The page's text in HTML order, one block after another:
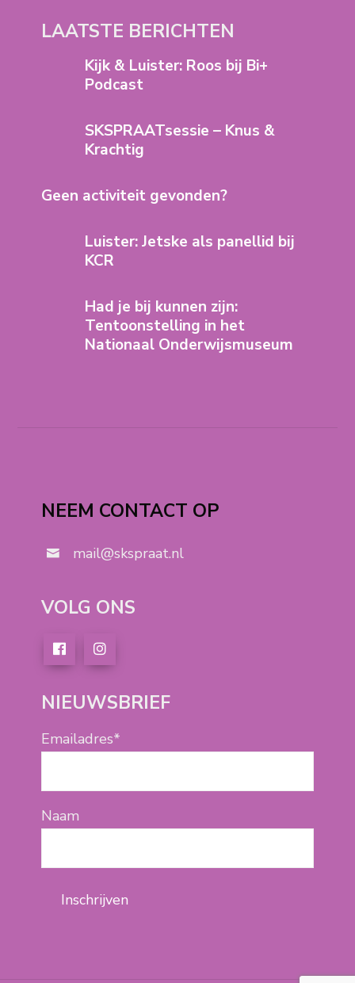
LAATSTE BERICHTEN
Kijk & Luister: Roos bij Bi+
Podcast
SKSPRAATsessie – Knus &
Krachtig
Geen activiteit gevonden?
Luister: Jetske als panellid bij
KCR
Had je bij kunnen zijn:
Tentoonstelling in het
Nationaal Onderwijsmuseum
NEEM CONTACT OP
mail@skspraat.nl
VOLG ONS
NIEUWSBRIEF
Emailadres*
Naam